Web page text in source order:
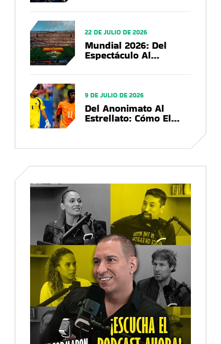
En El US Open 2026?
Mundial 2026: Del
Espectáculo Al
Que Deja La Copa Del
22 DE JULIO DE 2026
Del Anonimato Al
Estrellato: Cómo El
En Marcas Globales
9 DE JULIO DE 2026